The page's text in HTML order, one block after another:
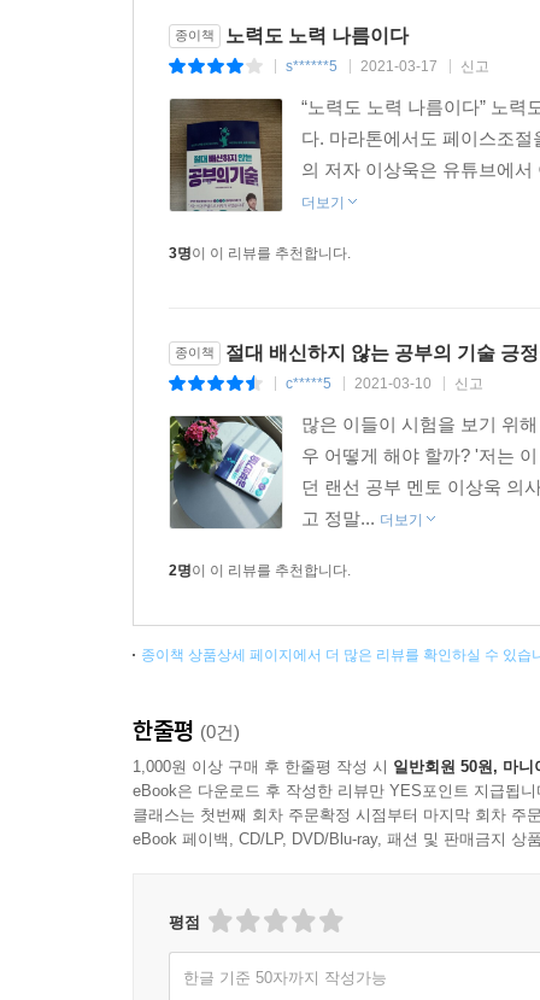
머리에 완전히 입력하는 공부 방법으로, 이 책에
따른다면 누구나 올바른 공부 습관을 가질 수 있다.
“볼 때마다 느끼는 건데 이 사람은 진짜 진국이다
‘긍정에너지토리파’에 쏟아진 유튜브 구독자들의
- 토리파의 1/4/7/14 공부법으로 공무원 시험 필기
이제는 혼자 공부하는 힘을 길러야 할 때!
당신의 혼공력을 단숨에 높여줄 공부의 기술
절대 배신하지 않는 ‘긍정에너지토리파’의 공부법
공부는 그 누구도 대신해줄 수 없다. 코로나 이
적용하는 판단이 필요하다. 이에 이 책은 혼자
이어 ‘2장 합격을 향한 똑똑한 노력은 따로 있다’
머리로는 알지만 몸으로는 실천하기 어려웠던
레이스를 준비하는 수험생들의 불안과 초조함을
‘3장 나는 이 공부법으로 의사가 되었다’에서는
공부 스킬을 담았다.
마지막으로 ‘4장 공부 자존감을 지키는 마음 습
누구나 포기하고 싶을 때가 온다. 이때 자신을 붙
종이책 노력도 노력 나름이다
s******5 2021-03-17 신고
“노력도 노력 나름이다” 노
다. 마라톤에서도 페이스조
의 저자 이상욱은 유튜브에서
더보기
3명이 이 리뷰를 추천합니다.
종이책 절대 배신하지 않는 공부의 기술 긍
c*****5 2021-03-10 신고
많은 이들이 시험을 보기 위
우 어떻게 해야 할까? '저는
던 랜선 공부 멘토 이상욱 의
고 정말... 더보기
2명이 이 리뷰를 추천합니다.
종이책 상품상세 페이지에서 더 많은 리뷰를 확인하실 수 있습
한줄평 (0건)
1,000원 이상 구매 후 한줄평 작성 시 일반회원 50원, 마니
eBook은 다운로드 후 작성한 리뷰만 YES포인트 지급됩니
클래스는 첫번째 회차 주문확정 시점부터 마지막 회차 주
eBook 페이백, CD/LP, DVD/Blu-ray, 패션 및 판매금지 상
평점
한글 기준 50자까지 작성가능